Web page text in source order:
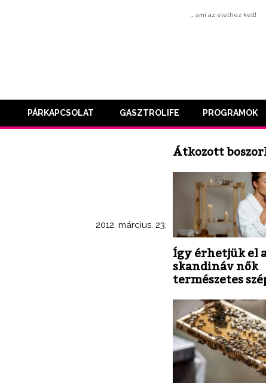
… ami az élethez kell!
PÁRKAPCSOLAT GASZTROLIFE PROGRAMOK
2012. március. 23.
Átkozott
Így érhetjük el
skandináv nők
természetes